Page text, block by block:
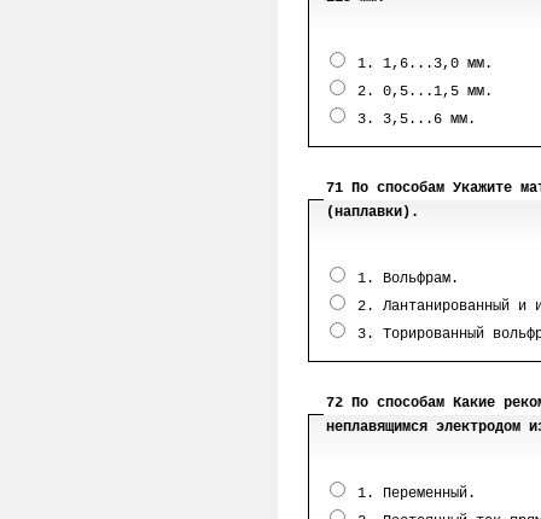
1. 1,6...3,0 мм.
2. 0,5...1,5 мм.
3. 3,5...6 мм.
71 По способам Укажите
(наплавки).
1. Вольфрам.
2. Лантанированный и
3. Торированный
72 По способам Какие
неплавящимся электродом
1. Переменный.